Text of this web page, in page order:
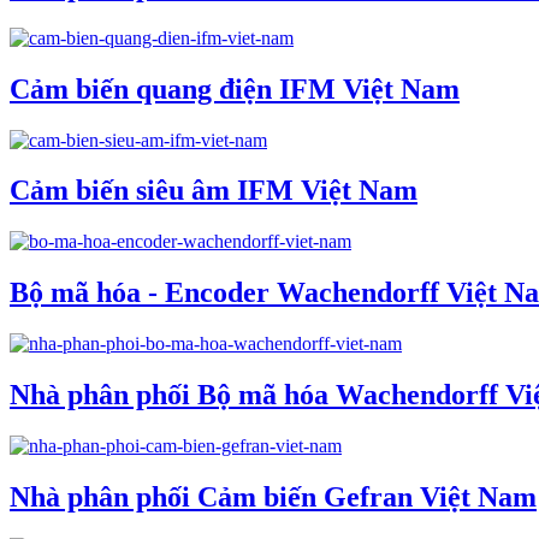
Cảm biến quang điện IFM Việt Nam
Cảm biến siêu âm IFM Việt Nam
Bộ mã hóa - Encoder Wachendorff Việt
Nhà phân phối Bộ mã hóa Wachendorff
Nhà phân phối Cảm biến Gefran Việt Nam